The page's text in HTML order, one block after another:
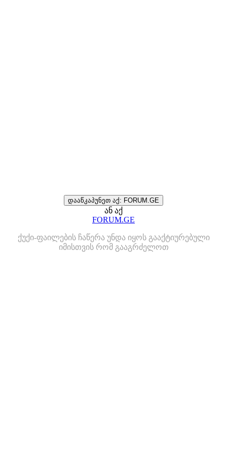
დააწკაპუნეთ აქ: FORUM.GE
ან აქ
FORUM.GE
ქუქი-ფაილების ჩაწერა უნდა იყოს გააქტიურებული
იმისთვის რომ გააგრძელოთ